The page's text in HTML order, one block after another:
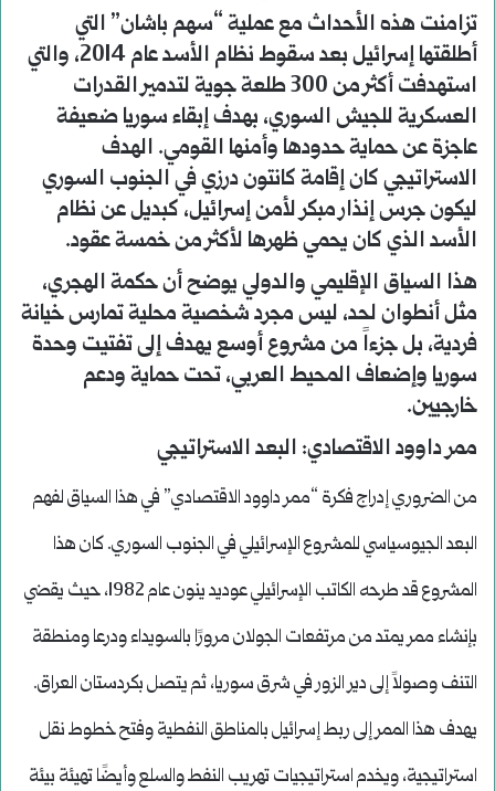
تزامنت هذه الأحداث مع عملية “سهم باشان” التي
أطلقتها إسرائيل بعد سقوط نظام الأسد عام 2014، والتي
استهدفت أكثر من 300 طلعة جوية لتدمير القدرات
العسكرية للجيش السوري، بهدف إبقاء سوريا ضعيفة
عاجزة عن حماية حدودها وأمنها القومي. الهدف
الاستراتيجي كان إقامة كانتون درزي في الجنوب السوري
ليكون جرس إنذار مبكر لأمن إسرائيل، كبديل عن نظام
الأسد الذي كان يحمي ظهرها لأكثر من خمسة عقود.
هذا السياق الإقليمي والدولي يوضح أن حكمة الهجري،
مثل أنطوان لحد، ليس مجرد شخصية محلية تمارس خيانة
فردية، بل جزءاً من مشروع أوسع يهدف إلى تفتيت وحدة
سوريا وإضعاف المحيط العربي، تحت حماية ودعم
خارجيين.
ممر داوود الاقتصادي: البعد الاستراتيجي
من الضروري إدراج فكرة “ممر داوود الاقتصادي” في هذا السياق لفهم
البعد الجيوسياسي للمشروع الإسرائيلي في الجنوب السوري. كان هذا
المشروع قد طرحه الكاتب الإسرائيلي عوديد ينون عام 1982، حيث يقضي
بإنشاء ممر يمتد من مرتفعات الجولان مرورًا بالسويداء ودرعا ومنطقة
التنف وصولاً إلى دير الزور في شرق سوريا، ثم يتصل بكردستان العراق.
يهدف هذا الممر إلى ربط إسرائيل بالمناطق النفطية وفتح خطوط نقل
استراتيجية، ويخدم استراتيجيات تهريب النفط والسلع وأيضًا تهيئة بيئة